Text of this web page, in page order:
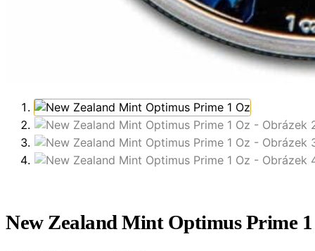
New Zealand Mint Optimus Prime